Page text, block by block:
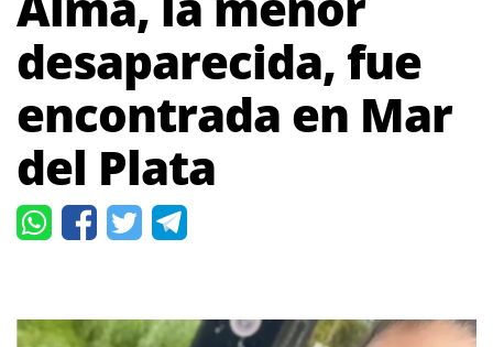
desaparecida, fue
encontrada en Mar
del Plata